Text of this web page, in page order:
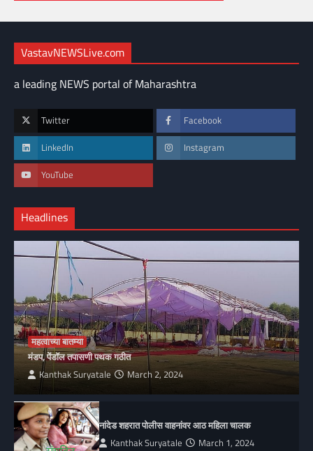
VastavNEWSLive.com
a leading NEWS portal of Maharashtra
Twitter Facebook
LinkedIn Instagram
YouTube
Headlines
महत्वाच्या बातम्या
मंडप, पेंडॉल तपासणी पथक गठीत
Kanthak Suryatale March 2, 2024
नांदेड शहरात पोलीस वाहनांवर आठ महिला चालक
Kanthak Suryatale March 1, 2024